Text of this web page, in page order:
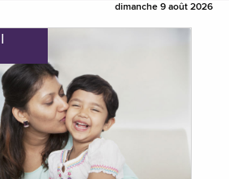
dimanche 9 août 2026